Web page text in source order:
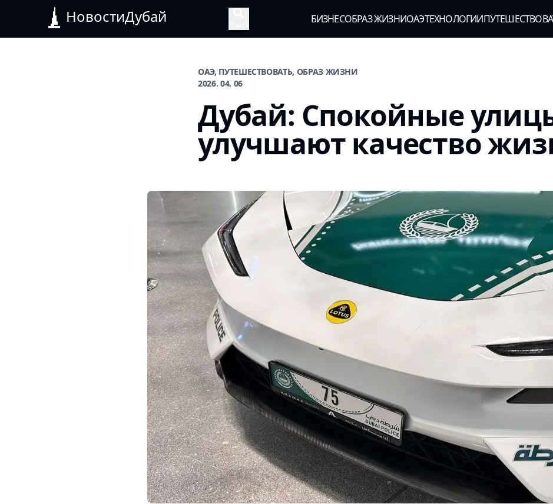
НовостиДубай БИЗНЕСОБРАЗ ЖИЗНИОАЭТЕХНОЛОГИИ
ОАЭ, ПУТЕШЕСТВОВАТЬ, ОБРАЗ ЖИЗНИ
2026. 04. 06
Дубай: Спокойные
улучшают качество